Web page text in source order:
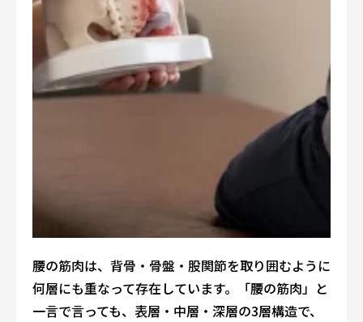
腰の筋肉は、背骨・骨盤・股関節を取り囲むように
何層にも重なって存在しています。「腰の筋肉」と
一言で言っても、表層・中層・深層の3層構造で、